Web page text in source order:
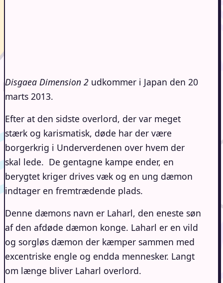
Disgaea Dimension 2 udkommer i Japan den 20
marts 2013.
Efter at den sidste overlord, der var meget
stærk og karismatisk, døde har der være
borgerkrig i Underverdenen over hvem der
skal lede. De gentagne kampe ender, en
berygtet kriger drives væk og en ung dæmon
indtager en fremtrædende plads.
Denne dæmons navn er Laharl, den eneste søn
af den afdøde dæmon konge. Laharl er en vild
og sorgløs dæmon der kæmper sammen med
excentriske engle og endda mennesker. Langt
om længe bliver Laharl overlord.